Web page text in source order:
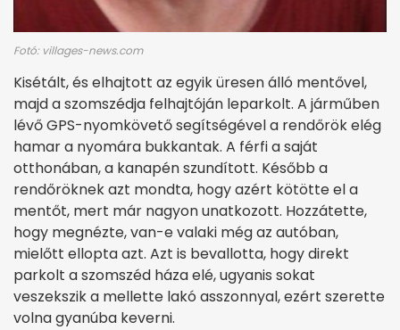
Fotó: villages-news.com
Kisétált, és elhajtott az egyik üresen álló mentővel,
majd a szomszédja felhajtóján leparkolt. A járműben
lévő GPS-nyomkövető segítségével a rendőrök elég
hamar a nyomára bukkantak. A férfi a saját
otthonában, a kanapén szundított. Később a
rendőröknek azt mondta, hogy azért kötötte el a
mentőt, mert már nagyon unatkozott. Hozzátette,
hogy megnézte, van-e valaki még az autóban,
mielőtt ellopta azt. Azt is bevallotta, hogy direkt
parkolt a szomszéd háza elé, ugyanis sokat
veszekszik a mellette lakó asszonnyal, ezért szerette
volna gyanúba keverni.